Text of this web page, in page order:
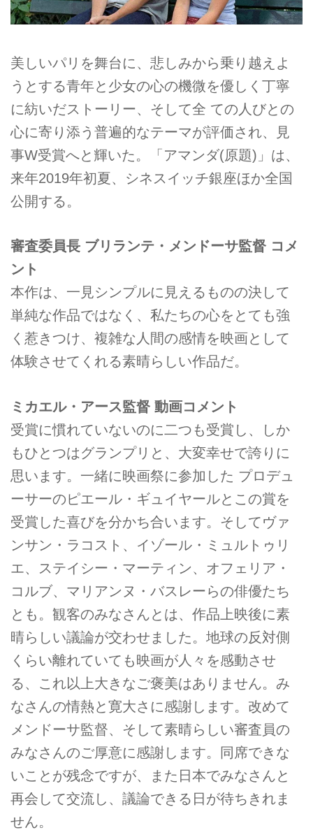
美しいパリを舞台に、悲しみから乗り越えよ
うとする青年と少女の心の機微を優しく丁寧
に紡いだストーリー、そして全 ての人びとの
心に寄り添う普遍的なテーマが評価され、見
事W受賞へと輝いた。「アマンダ(原題)」は、
来年2019年初夏、シネスイッチ銀座ほか全国
公開する。
審査委員長 ブリランテ・メンドーサ監督 コメ
ント
本作は、一見シンプルに見えるものの決して
単純な作品ではなく、私たちの心をとても強
く惹きつけ、複雑な人間の感情を映画として
体験させてくれる素晴らしい作品だ。
ミカエル・アース監督 動画コメント
受賞に慣れていないのに二つも受賞し、しか
もひとつはグランプリと、大変幸せで誇りに
思います。一緒に映画祭に参加した プロデュ
ーサーのピエール・ギュイヤールとこの賞を
受賞した喜びを分かち合います。そしてヴァ
ンサン・ラコスト、イゾール・ミュルトゥリ
エ、ステイシー・マーティン、オフェリア・
コルブ、マリアンヌ・バスレーらの俳優たち
とも。観客のみなさんとは、作品上映後に素
晴らしい議論が交わせました。地球の反対側
くらい離れていても映画が人々を感動させ
る、これ以上大きなご褒美はありません。み
なさんの情熱と寛大さに感謝します。改めて
メンドーサ監督、そして素晴らしい審査員の
みなさんのご厚意に感謝します。同席できな
いことが残念ですが、また日本でみなさんと
再会して交流し、議論できる日が待ちきれま
せん。